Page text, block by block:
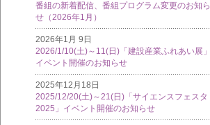
番組の新着配信、番組プログラム変更のお知ら
せ（2026年1月）
2026年1月 9日
2026/1/10(土)～11(日)「建設産業ふれあい展」
イベント開催のお知らせ
2025年12月18日
2025/12/20(土)～21(日)「サイエンスフェスタ
2025」イベント開催のお知らせ